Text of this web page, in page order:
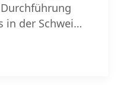
in der Schweiz
muss der